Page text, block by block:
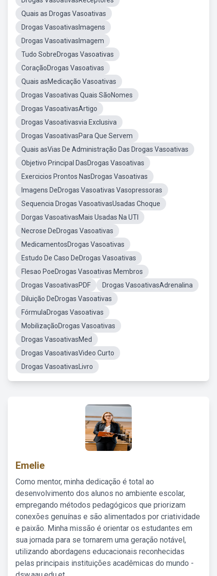
Quais as Drogas Vasoativas
Drogas VasoativasImagens
Drogas VasoativasImagem
Tudo SobreDrogas Vasoativas
CoraçãoDrogas Vasoativas
Quais asMedicação Vasoativas
Drogas Vasoativas Quais SãoNomes
Drogas VasoativasArtigo
Drogas Vasoativasvia Exclusiva
Drogas VasoativasPara Que Servem
Quais asVias De Administração Das Drogas Vasoativas
Objetivo Principal DasDrogas Vasoativas
Exercicios Prontos NasDrogas Vasoativas
Imagens DeDrogas Vasoativas Vasopressoras
Sequencia Drogas VasoativasUsadas Choque
Dorgas VasoativasMais Usadas Na UTI
Necrose DeDrogas Vasoativas
MedicamentosDrogas Vasoativas
Estudo De Caso DeDrogas Vasoativas
Flesao PoeDrogas Vasoativas Membros
Drogas VasoativasPDF
Drogas VasoativasAdrenalina
Diluição DeDrogas Vasoativas
FórmulaDrogas Vasoativas
MobilizaçãoDrogas Vasoativas
Drogas VasoativasMed
Drogas VasoativasVideo Curto
Drogas VasoativasLivro
Emelie
Como mentor, minha dedicação é total ao
desenvolvimento dos alunos no ambiente escolar,
empregando métodos pedagógicos que priorizam
conexões genuínas e são alimentados por criatividade
e paixão. Minha missão é orientar os estudantes em
sua jornada para se tornarem uma geração notável,
utilizando abordagens educacionais reconhecidas
pelas principais instituições acadêmicas do mundo -